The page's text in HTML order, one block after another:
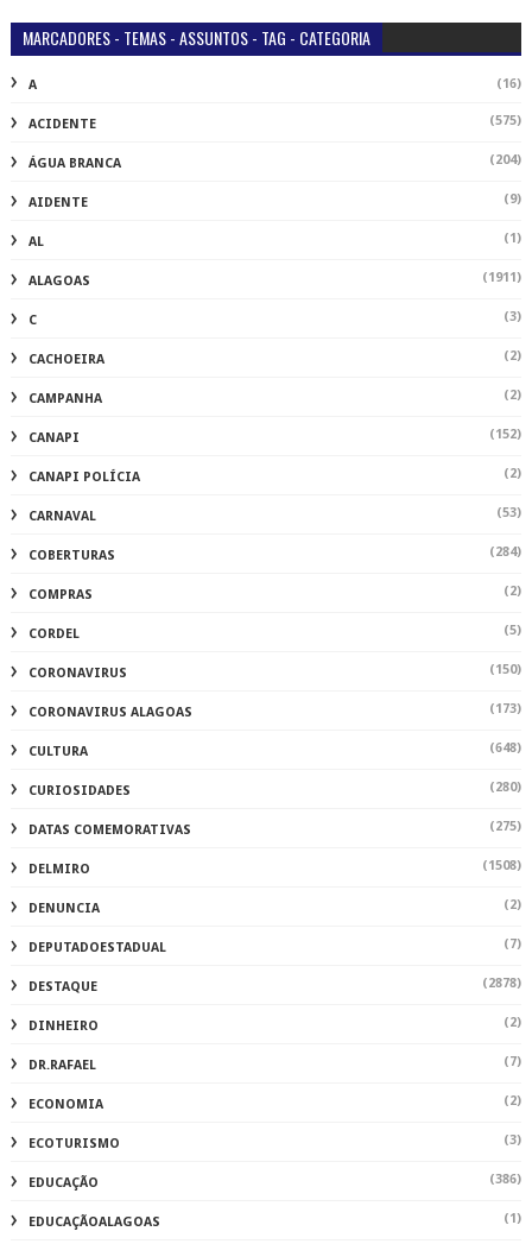
MARCADORES - TEMAS - ASSUNTOS - TAG - CATEGORIA
A (16)
ACIDENTE (575)
ÁGUA BRANCA (204)
AIDENTE (9)
AL (1)
ALAGOAS (1911)
C (3)
CACHOEIRA (2)
CAMPANHA (2)
CANAPI (152)
CANAPI POLÍCIA (2)
CARNAVAL (53)
COBERTURAS (284)
COMPRAS (2)
CORDEL (5)
CORONAVIRUS (150)
CORONAVIRUS ALAGOAS (173)
CULTURA (648)
CURIOSIDADES (280)
DATAS COMEMORATIVAS (275)
DELMIRO (1508)
DENUNCIA (2)
DEPUTADOESTADUAL (7)
DESTAQUE (2878)
DINHEIRO (2)
DR.RAFAEL (7)
ECONOMIA (2)
ECOTURISMO (3)
EDUCAÇÃO (386)
EDUCAÇÃOALAGOAS (1)